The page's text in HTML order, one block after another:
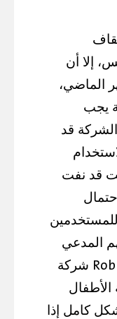
إلا أن
الماضي،
يجب
قد
قد نفت
المدعي
شركة
الأطفال
كامل إذا